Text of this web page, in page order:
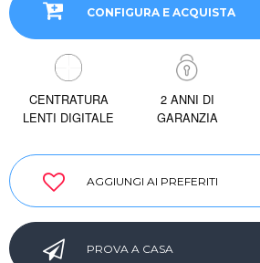
CONFIGURA E ACQUISTA
CENTRATURA
LENTI DIGITALE
2 ANNI DI
GARANZIA
AGGIUNGI AI PREFERITI
PROVA A CASA